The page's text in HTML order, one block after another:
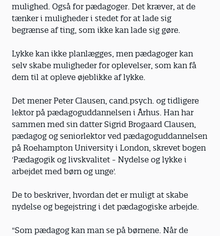
mulighed. Også for pædagoger. Det kræver, at de
tænker i muligheder i stedet for at lade sig
begrænse af ting, som ikke kan lade sig gøre.
Lykke kan ikke planlægges, men pædagoger kan
selv skabe muligheder for oplevelser, som kan få
dem til at opleve øjeblikke af lykke.
Det mener Peter Clausen, cand.psych. og tidligere
lektor på pædagoguddannelsen i Århus. Han har
sammen med sin datter Sigrid Brogaard Clausen,
pædagog og seniorlektor ved pædagoguddannelsen
på Roehampton University i London, skrevet bogen
'Pædagogik og livskvalitet - Nydelse og lykke i
arbejdet med børn og unge'.
De to beskriver, hvordan det er muligt at skabe
nydelse og begejstring i det pædagogiske arbejde.
"Som pædagog kan man se på børnene. Når de